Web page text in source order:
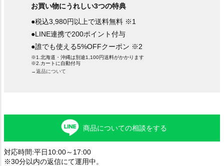
お買い物にうれしい3つの特典
●税込3,980円以上で送料無料 ※1
●LINE連携で200ポイント付与
●誰でも使える5%OFFクーポン ※2
※1.北海道・沖縄は別途1,100円送料がかかります
※2.カートに自動付与
→返品について
商品についての相談をする
対応時間:平日10:00～17:00
※30分以内の返信にて運用中。